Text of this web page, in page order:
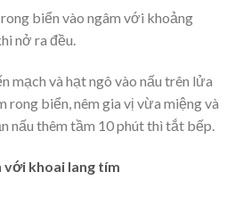
biển vào ngâm với khoảng
nở ra đều.
mạch và hạt ngô vào nấu trên lửa
rong biển, nêm gia vị vừa miệng và
nấu thêm tầm 10 phút thì tắt bếp.
với khoai lang tím